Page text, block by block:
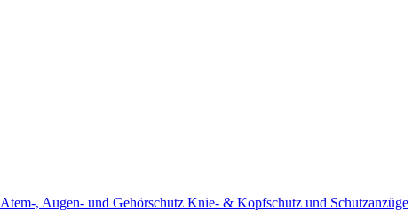
Atem-, Augen- und Gehörschutz Knie- & Kopfschutz und Schutzanzüge